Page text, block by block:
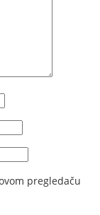
pregledaču